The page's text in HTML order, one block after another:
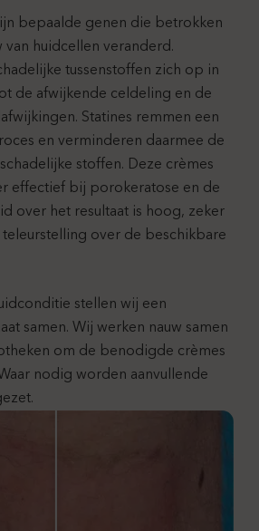
bepaalde genen die betrokken
huidcellen veranderd.
tussenstoffen zich op in
de afwijkende celdeling en de
Statines remmen een
en verminderen daarmee de
stoffen. Deze crèmes
effectief bij porokeratose en de
over het resultaat is hoog, zeker
teleurstelling over de beschikbare
stellen wij een
samen. Wij werken nauw samen
om de benodigde crèmes
nodig worden aanvullende